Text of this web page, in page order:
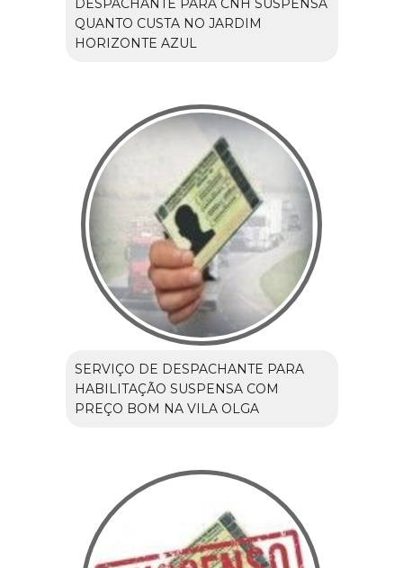
DESPACHANTE PARA CNH SUSPENSA
QUANTO CUSTA NO JARDIM
HORIZONTE AZUL
SERVIÇO DE DESPACHANTE PARA
HABILITAÇÃO SUSPENSA COM
PREÇO BOM NA VILA OLGA